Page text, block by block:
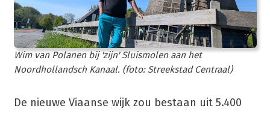
Wim van Polanen bij 'zijn' Sluismolen aan het
Noordhollandsch Kanaal. (foto: Streekstad Centraal)
De nieuwe Viaanse wijk zou bestaan uit 5.400